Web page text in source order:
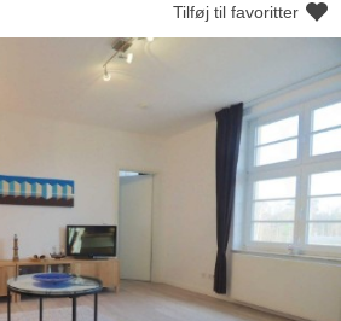
Tilføj til favoritter